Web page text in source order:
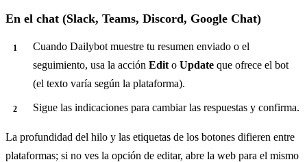
En el chat (Slack, Teams, Discord, Google Chat)
Cuando Dailybot muestre tu resumen enviado o el
seguimiento, usa la acción Edit o Update que ofrece el bot
(el texto varía según la plataforma).
Sigue las indicaciones para cambiar las respuestas y confirma.
La profundidad del hilo y las etiquetas de los botones difieren entre
plataformas; si no ves la opción de editar, abre la web para el mismo